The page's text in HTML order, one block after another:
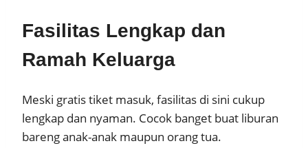
Fasilitas Lengkap dan
Ramah Keluarga
Meski gratis tiket masuk, fasilitas di sini cukup
lengkap dan nyaman. Cocok banget buat liburan
bareng anak-anak maupun orang tua.